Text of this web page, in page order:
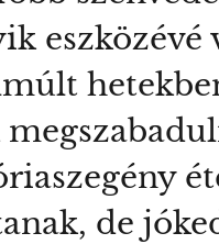
eszközévé
de